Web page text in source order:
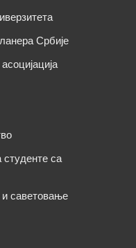
Србије
студенте са
и саветовање